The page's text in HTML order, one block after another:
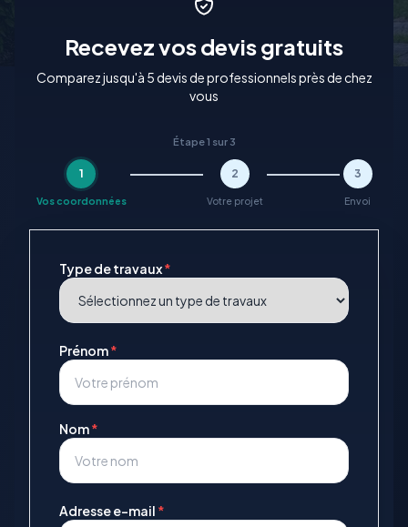
Recevez vos devis gratuits
Comparez jusqu'à 5 devis de professionnels près de chez
vous
Étape 1 sur 3
1
Vos coordonnées
2
Votre projet
3
Envoi
Type de travaux*
Prénom*
Nom*
Adresse e-mail *